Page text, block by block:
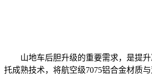
山地车后胆升级的重要需求，是提
托成熟技术，将航空级7075铝合金材质